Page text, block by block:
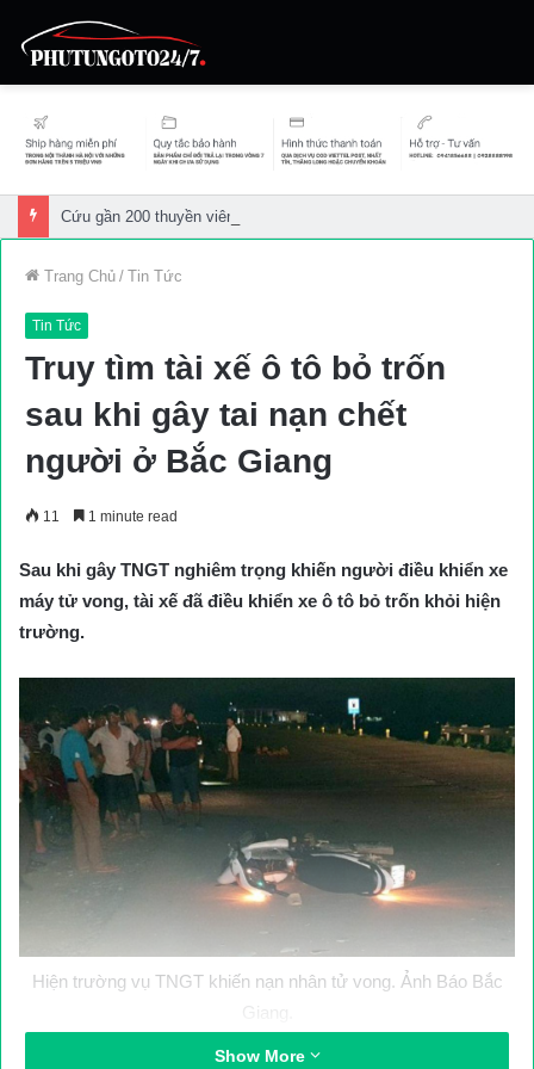
Cứu gần 200 thuyền viên gặp sự cố trên biển
Trang Chủ / Tin Tức
Tin Tức
Truy tìm tài xế ô tô bỏ trốn
sau khi gây tai nạn chết
người ở Bắc Giang
11 1 minute read
Sau khi gây TNGT nghiêm trọng khiến người điều khiển xe
máy tử vong, tài xế đã điều khiển xe ô tô bỏ trốn khỏi hiện
trường.
Hiện trường vụ TNGT khiến nạn nhân tử vong. Ảnh Báo Bắc
Giang.
Thông tin từ Công an huyện Lục Nam, tỉnh Bắc Giang cho biết,
Show More